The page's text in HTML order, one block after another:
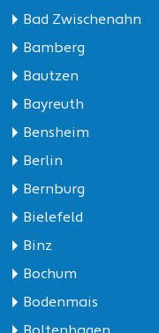
Bad Zwischenahn
Bamberg
Bautzen
Bayreuth
Bensheim
Berlin
Bernburg
Bielefeld
Binz
Bochum
Bodenmais